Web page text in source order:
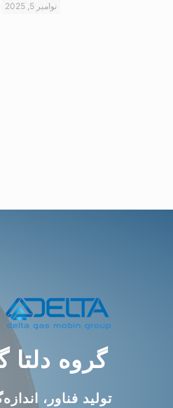
نوامبر 5, 2025
گروه دلتا
تولید فناور،